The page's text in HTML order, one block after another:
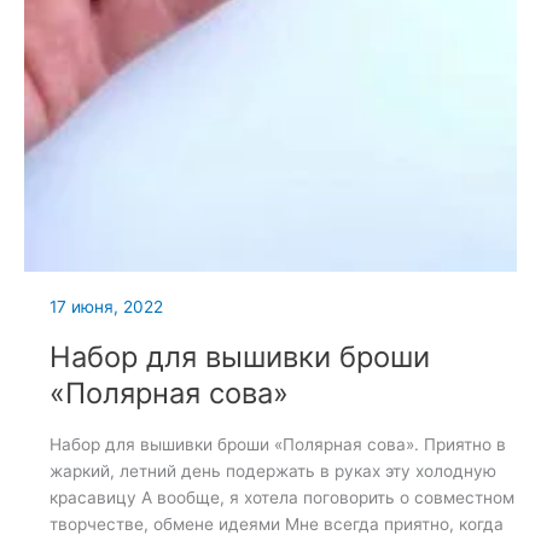
17 июня, 2022
Набор для вышивки броши
«Полярная сова»
Набор для вышивки броши «Полярная сова». Приятно в
жаркий, летний день подержать в руках эту холодную
красавицу А вообще, я хотела поговорить о совместном
творчестве, обмене идеями Мне всегда приятно, когда